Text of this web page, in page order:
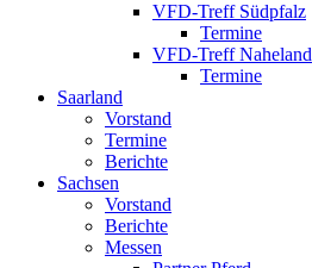
VFD-Treff Südpfalz
Termine
VFD-Treff Naheland
Termine
Saarland
Vorstand
Termine
Berichte
Sachsen
Vorstand
Berichte
Messen